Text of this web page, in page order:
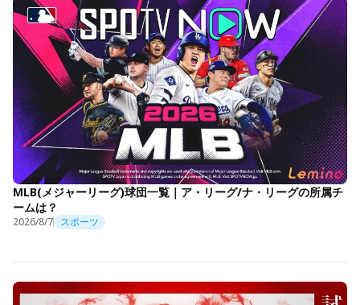
MLB(メジャーリーグ)球団一覧｜ア・リーグ/ナ・リーグの所属チ
ームは？
2026/8/7 スポーツ